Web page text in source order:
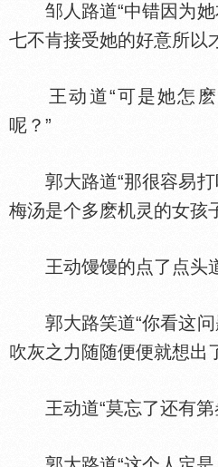
邹人路道“中错因为她
七不肯接受她的好意所以
王动道“可是她怎麽
呢？”
郭大路道“那很容易打
梅汤是个多麽机灵的女孩
王动馒馒的点了点头道
郭大路笑道“你看这问
吹灰之力随随便便就想出
王动道“莫忘了还有第